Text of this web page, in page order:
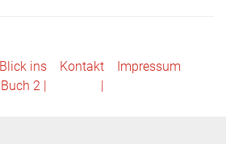
Blick ins
Buch 2 |
Kontakt
Impressum